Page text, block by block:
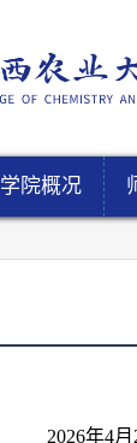
学院概况
2026年4